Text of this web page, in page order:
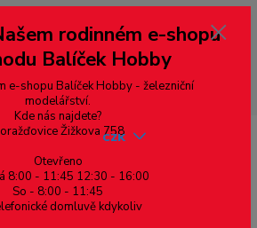
a jiných zemí, pokud chcete platit v eurech
💶 pro přepočet měny - pravý horní roh ---
důvodu zásilku nevyzvednete, bude po
opětovnou platbou za poštovné, v opačném
účet přidán na blacklist a rušeny následující
objednávky.
CZK
rodinném e-shopu
Balíček Hobby
e-shopu Balíček Hobby - železniční
modelářství.
Kde nás najdete?
Žižkova 758
Otevřeno
8:00 - 11:45 12:30 - 16:00
So - 8:00 - 11:45
domluvě kdykoliv